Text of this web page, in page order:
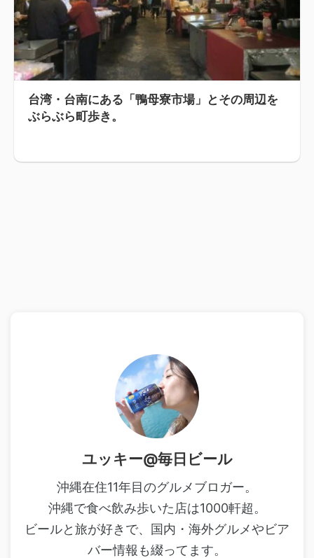
台湾・台南にある「鴨母寮市場」とその周辺を
ぶらぶら町歩き。
ユッキー@毎日ビール
沖縄在住11年目のグルメブロガー。
沖縄で食べ飲み歩いた店は1000軒超。
ビールと旅が好きで、国内・海外グルメやビア
バー情報も綴ってます。